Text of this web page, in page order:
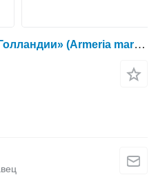
Морской тимьян «Слава Голландии» (Armeria maritima)